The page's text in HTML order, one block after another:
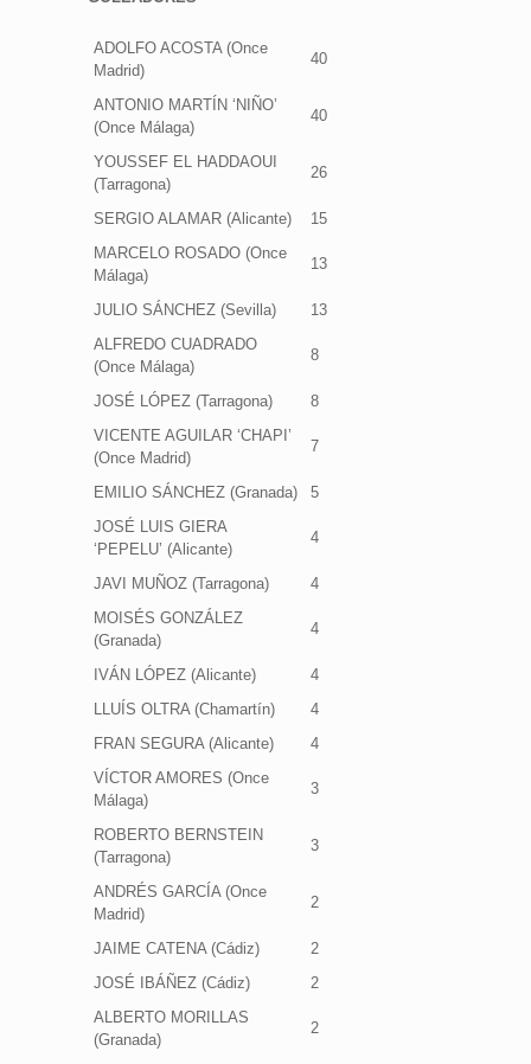
ADOLFO ACOSTA (Once
Madrid)
40
ANTONIO MARTÍN ‘NIÑO’
(Once Málaga)
40
YOUSSEF EL HADDAOUI
(Tarragona)
26
SERGIO ALAMAR (Alicante)
15
MARCELO ROSADO (Once
Málaga)
13
JULIO SÁNCHEZ (Sevilla)
13
ALFREDO CUADRADO
(Once Málaga)
8
JOSÉ LÓPEZ (Tarragona)
8
VICENTE AGUILAR ‘CHAPI’
(Once Madrid)
7
EMILIO SÁNCHEZ (Granada)
5
JOSÉ LUIS GIERA
‘PEPELU’ (Alicante)
4
JAVI MUÑOZ (Tarragona)
4
MOISÉS GONZÁLEZ
(Granada)
4
IVÁN LÓPEZ (Alicante)
4
LLUÍS OLTRA (Chamartín)
4
FRAN SEGURA (Alicante)
4
VÍCTOR AMORES (Once
Málaga)
3
ROBERTO BERNSTEIN
(Tarragona)
3
ANDRÉS GARCÍA (Once
Madrid)
2
JAIME CATENA (Cádiz)
2
JOSÉ IBÁÑEZ (Cádiz)
2
ALBERTO MORILLAS
(Granada)
2